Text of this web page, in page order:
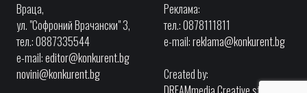
Враца,
ул. "Софроний Врачански" 3,
тел.: 0887335544
e-mail:editor@konkurent.bg
novini@konkurent.bg
Реклама:
тел.: 0878111811
e-mail:reklama@konkurent.bg
Created by: